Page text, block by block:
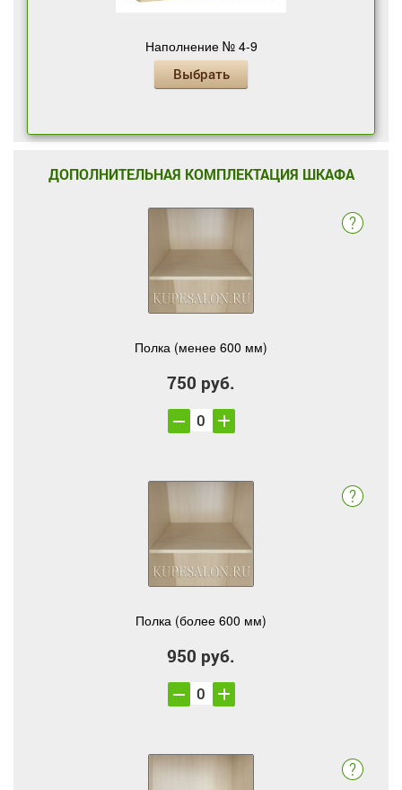
Наполнение № 4-9
Выбрать
ДОПОЛНИТЕЛЬНАЯ КОМПЛЕКТАЦИЯ ШКАФА
Полка (менее 600 мм)
750 руб.
Полка (более 600 мм)
950 руб.